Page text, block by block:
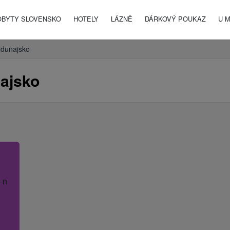
SLOVENSKO HOTELY LÁZNĚ DÁRKOVÝ POUKAZ U
hotelu.